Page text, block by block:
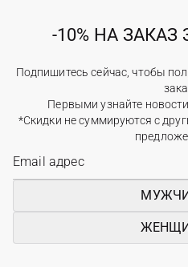
-10% НА
Подпишитесь сейчас, чтобы
Первыми узнайте
*Скидки не суммируются с